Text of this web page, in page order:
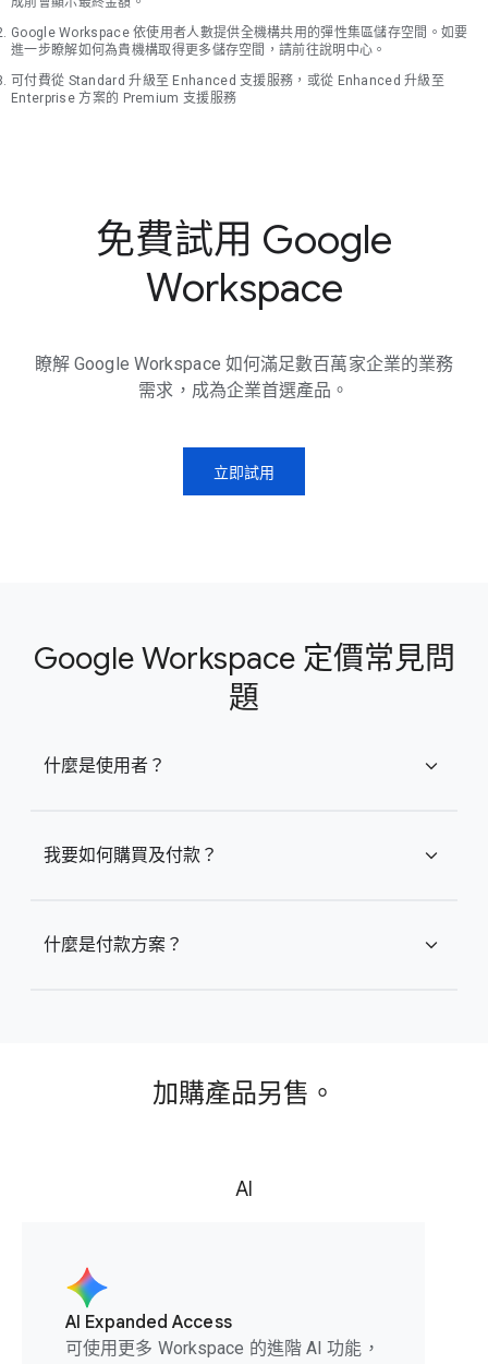
Google Workspace 依使用者人數提供全機構共用的彈性集區儲存空間。如要
進一步瞭解如何為貴機構取得更多儲存空間，請前往說明中心。
可付費從 Standard 升級至 Enhanced 支援服務，或從 Enhanced 升級至
Enterprise 方案的 Premium 支援服務
免費試用 Google
Workspace
瞭解 Google Workspace 如何滿足數百萬家企業的業務
需求，成為企業首選產品。
立即試用
Google Workspace 定價常見問
題
什麼是使用者？ expand_more
我要如何購買及付款？ expand_more
什麼是付款方案？ expand_more
加購產品另售。
AI
AI Expanded Access
可使用更多 Workspace 的進階 AI 功能，